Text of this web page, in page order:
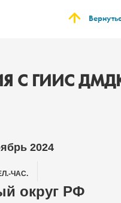
С ГИИС
2024
ЧАС.
округ РФ